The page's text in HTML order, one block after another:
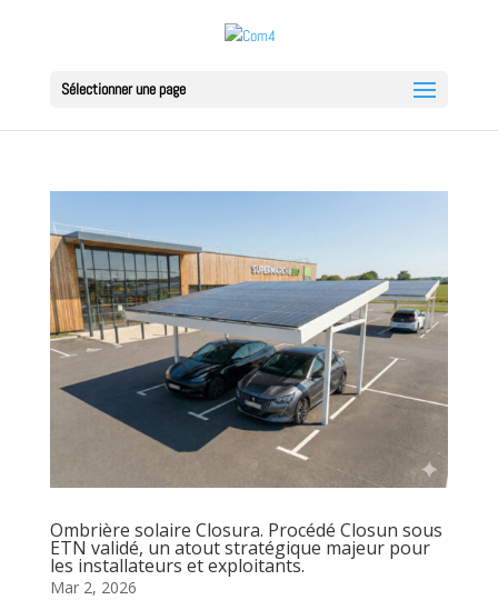
Sélectionner une page
Ombrière solaire Closura. Procédé Closun sous
ETN validé, un atout stratégique majeur pour
les installateurs et exploitants.
Mar 2, 2026